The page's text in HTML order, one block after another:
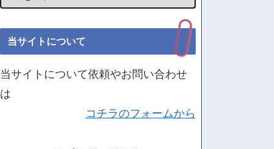
当サイトについて
当サイトについて依頼やお問い合わせ
は
コチラのフォームから